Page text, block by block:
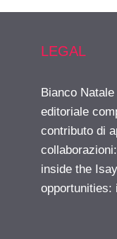
LEGAL
Bianco
editoriale
contributo di
collaborazioni:
inside the
opportunities: